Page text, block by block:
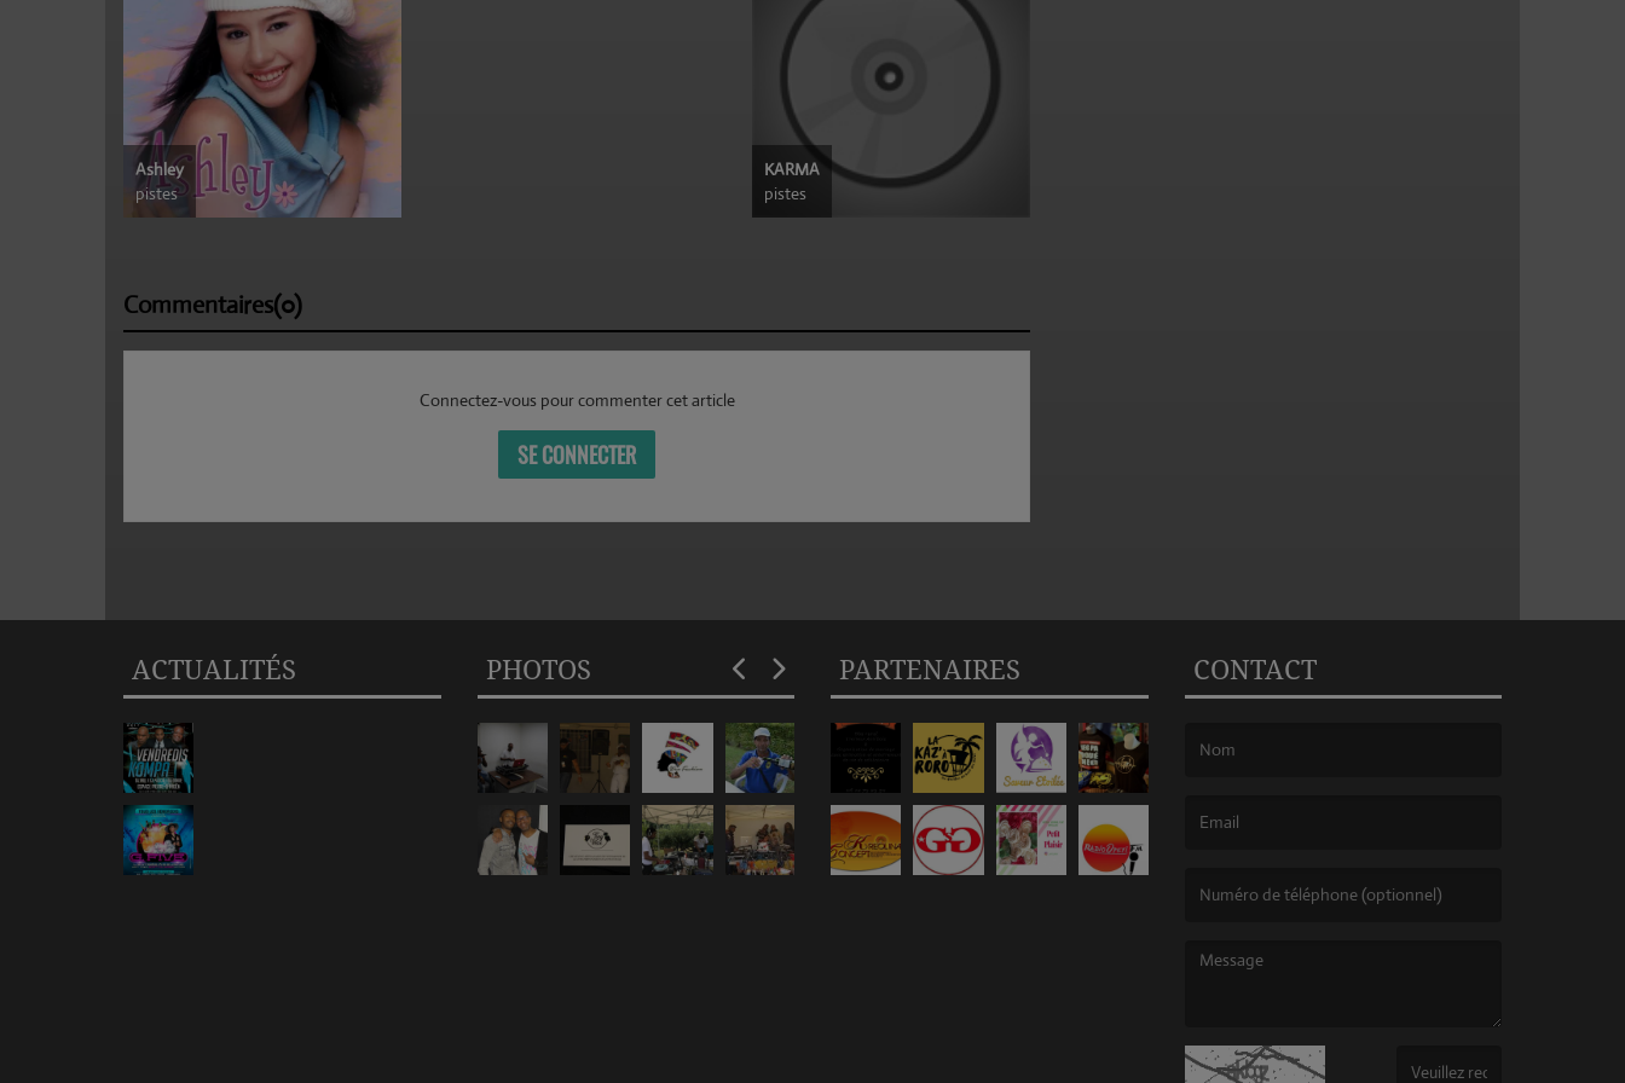
Ashley
pistes
KARMA
pistes
Commentaires(0)
Connectez-vous pour commenter cet article
SE CONNECTER
ACTUALITÉS PHOTOS PARTENAIRES CONTACT